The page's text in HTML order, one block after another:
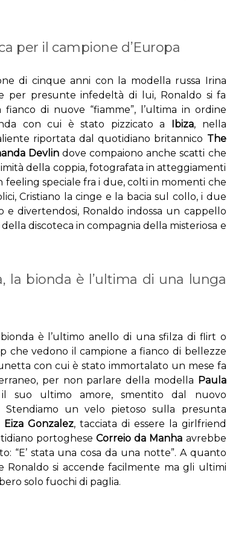
per il campione d’Europa
di cinque anni con la modella russa Irina
per presunte infedeltà di lui, Ronaldo si fa
fianco di nuove “fiamme”, l’ultima in ordine
con cui è stato pizzicato a Ibiza, nella
riportata dal quotidiano britannico The
Devlindove compaiono anche scatti che
della coppia, fotografata in atteggiamenti
speciale fra i due, colti in momenti che
Cristiano la cinge e la bacia sul collo, i due
e divertendosi, Ronaldo indossa un cappello
discoteca in compagnia della misteriosa e
la bionda è l’ultima di una lunga
è l’ultimo anello di una sfilza di flirt o
che vedono il campione a fianco di bellezze
con cui è stato immortalato un mese fa
per non parlare della modella Paula
suo ultimo amore, smentito dal nuovo
Stendiamo un velo pietoso sulla presunta
Eiza Gonzalez, tacciata di essere la girlfriend
portoghese Correio da Manha avrebbe
“E’ stata una cosa da una notte”. A quanto
Ronaldo si accende facilmente ma gli ultimi
solo fuochi di paglia.